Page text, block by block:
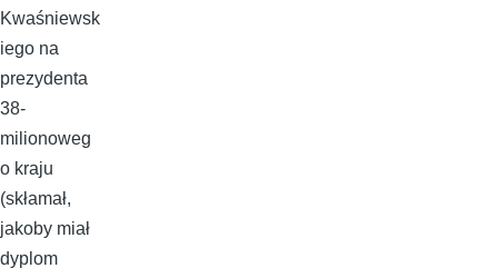
Kwaśniewsk
iego na
prezydenta
38-
milionoweg
o kraju
(skłamał,
jakoby miał
dyplom